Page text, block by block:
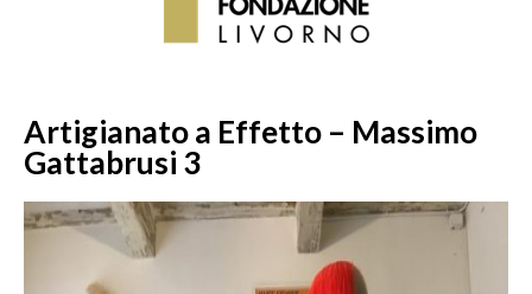
Artigianato a Effetto – Massimo
Gattabrusi 3